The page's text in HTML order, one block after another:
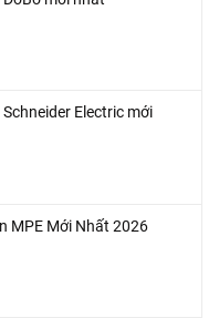
Electric mới
MPE Mới Nhất 2026